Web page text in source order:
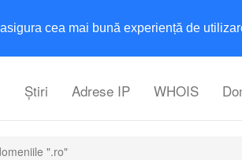
cea mai bună experiență de
Știri Adrese IP WHOIS
".ro"